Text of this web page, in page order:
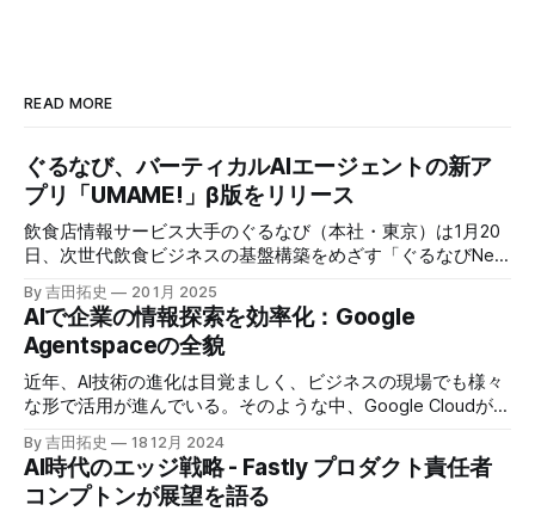
READ MORE
ぐるなび、バーティカルAIエージェントの新ア
プリ「UMAME!」β版をリリース
飲食店情報サービス大手のぐるなび（本社・東京）は1月20
日、次世代飲食ビジネスの基盤構築をめざす「ぐるなびNext
プロジェクト」の初成果として、新たな飲食店探索アプリ
「UMAME!（うまみー！）」のβ版を公開した。
By 吉田拓史 20 1月 2025
AIで企業の情報探索を効率化：Google
Agentspaceの全貌
近年、AI技術の進化は目覚ましく、ビジネスの現場でも様々
な形で活用が進んでいる。そのような中、Google Cloudが新
たに発表したGoogle Agentspaceは、いま注目を集めるAIエ
ージェントがエンタープライズITを大きく変革する予兆と言
えるだろう。
By 吉田拓史 18 12月 2024
AI時代のエッジ戦略 - Fastly プロダクト責任者
コンプトンが展望を語る